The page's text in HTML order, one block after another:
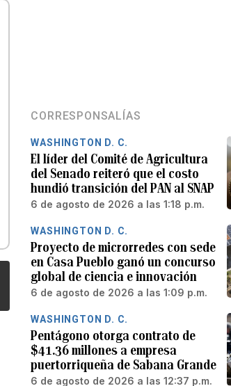
CORRESPONSALÍAS
WASHINGTON D. C.
El líder del Comité de Agricultura
del Senado reiteró que el costo
hundió transición del PAN al SNAP
6 de agosto de 2026 a las 1:18 p.m.
WASHINGTON D. C.
Proyecto de microrredes con sede
en Casa Pueblo ganó un concurso
global de ciencia e innovación
6 de agosto de 2026 a las 1:09 p.m.
WASHINGTON D. C.
Pentágono otorga contrato de
$41.36 millones a empresa
puertorriqueña de Sabana Grande
6 de agosto de 2026 a las 12:37 p.m.